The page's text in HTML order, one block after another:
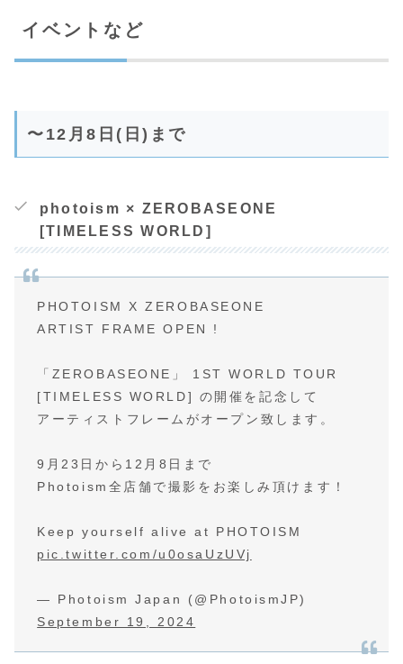
イベントなど
〜12月8日(日)まで
photoism × ZEROBASEONE
[TIMELESS WORLD]
PHOTOISM X ZEROBASEONE
ARTIST FRAME OPEN !
「ZEROBASEONE」 1ST WORLD TOUR
[TIMELESS WORLD] の開催を記念して
アーティストフレームがオープン致します。
9月23日から12月8日まで
Photoism全店舗で撮影をお楽しみ頂けます！
Keep yourself alive at PHOTOISM
pic.twitter.com/u0osaUzUVj
— Photoism Japan (@PhotoismJP)
September 19, 2024